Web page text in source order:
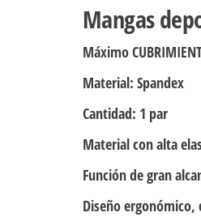
Mangas
Máximo
Material: Spandex
Cantidad: 1 par
Material con alta
Función de gran
Diseño